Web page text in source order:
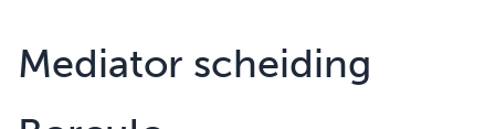
Mediator scheiding